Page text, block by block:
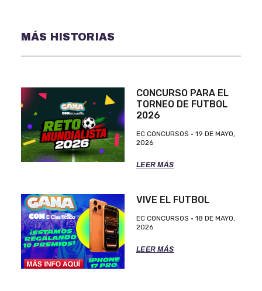
MÁS HISTORIAS
CONCURSO PARA EL
TORNEO DE FUTBOL
2026
EC CONCURSOS
19 DE MAYO,
2026
LEER MÁS
VIVE EL FUTBOL
EC CONCURSOS
18 DE MAYO,
2026
LEER MÁS